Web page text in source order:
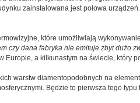
zainstalowana jest połowa
które umożliwiają
dana fabryka nie emituje zbyt dużo
Europie, a kilkunastym na świecie, który
warstw diamentopodobnych na
Będzie to pierwsza tego